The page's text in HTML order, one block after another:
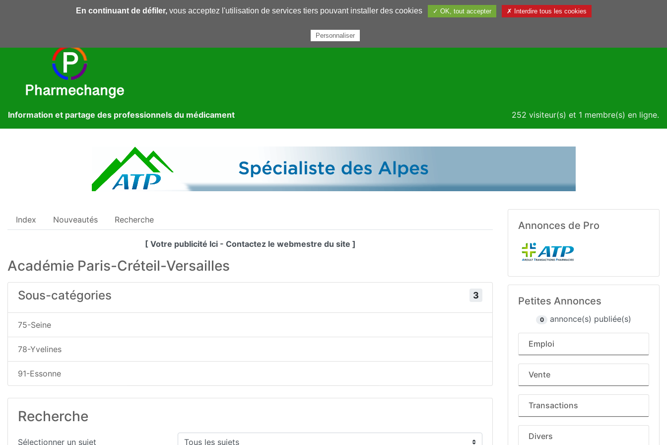
Pharmechange Forums Dossiers Presse Librairie Annuaires Petites annonces Nous contacter Utile
Information et partage des professionnels du médicament 252 visiteur(s) et 1 membre(s) en ligne.
Index Nouveautés Recherche
[ Votre publicité Ici - Contactez le webmestre du site ]
Académie Paris-Créteil-Versailles
Sous-catégories 3
75-Seine
78-Yvelines
91-Essonne
Recherche
Sélectionner un sujet
Annonces de Pro
Petites Annonces
0 annonce(s) publiée(s)
Emploi
Vente
Transactions
Divers
En continuant de défiler,vous acceptez l'utilisation de services tiers pouvant installer des cookies ✓ OK, tout accepter ✗ Interdire tous les cookies
Personnaliser